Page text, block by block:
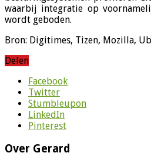
waarbij integratie op
wordt geboden.
Bron: Digitimes, Tizen, Mozilla,
Delen
Facebook
Twitter
Stumbleupon
LinkedIn
Pinterest
Over Gerard